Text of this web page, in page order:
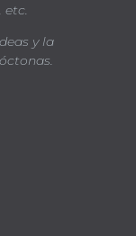
etc.
y la